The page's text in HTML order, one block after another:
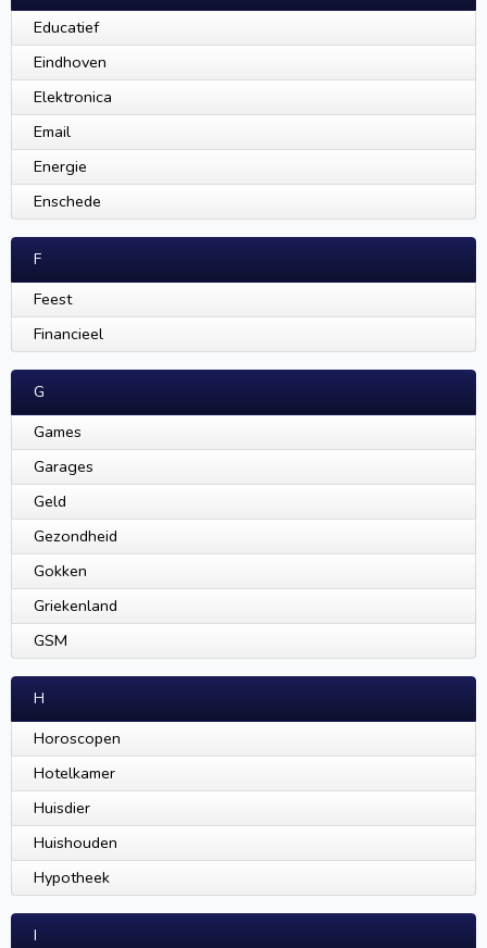
Educatief
Eindhoven
Elektronica
Email
Energie
Enschede
F
Feest
Financieel
G
Games
Garages
Geld
Gezondheid
Gokken
Griekenland
GSM
H
Horoscopen
Hotelkamer
Huisdier
Huishouden
Hypotheek
I